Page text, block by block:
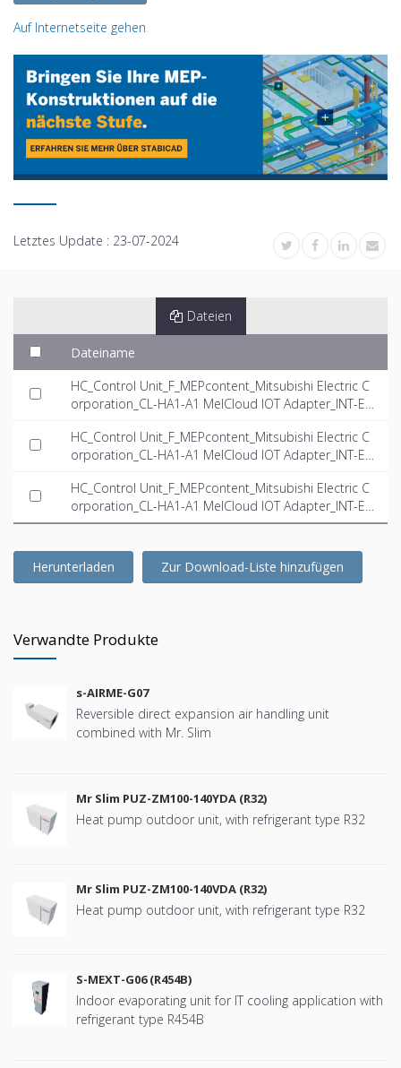
Auf Internetseite gehen
Letztes Update : 23-07-2024
Dateien
Dateiname
HC_Control Unit_F_MEPcontent_Mitsubishi Electric C
orporation_CL-HA1-A1 MelCloud IOT Adapter_INT-E
HC_Control Unit_F_MEPcontent_Mitsubishi Electric C
orporation_CL-HA1-A1 MelCloud IOT Adapter_INT-E
HC_Control Unit_F_MEPcontent_Mitsubishi Electric C
orporation_CL-HA1-A1 MelCloud IOT Adapter_INT-E
N.ifc
Herunterladen Zur Download-Liste hinzufügen
Verwandte Produkte
s-AIRME-G07
Reversible direct expansion air handling unit
combined with Mr. Slim
Mr Slim PUZ-ZM100-140YDA (R32)
Heat pump outdoor unit, with refrigerant type R32
Mr Slim PUZ-ZM100-140VDA (R32)
Heat pump outdoor unit, with refrigerant type R32
S-MEXT-G06 (R454B)
Indoor evaporating unit for IT cooling application with
refrigerant type R454B